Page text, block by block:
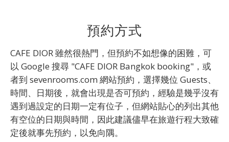
預約方式
CAFE DIOR 雖然很熱門，但預約不如想像的困難，可
以 Google 搜尋 "CAFE DIOR Bangkok booking"，或
者到 sevenrooms.com 網站預約，選擇幾位 Guests、
時間、日期後，就會出現是否可預約，經驗是幾乎沒有
遇到過設定的日期一定有位子，但網站貼心的列出其他
有空位的日期與時間，因此建議儘早在旅遊行程大致確
定後就事先預約，以免向隅。